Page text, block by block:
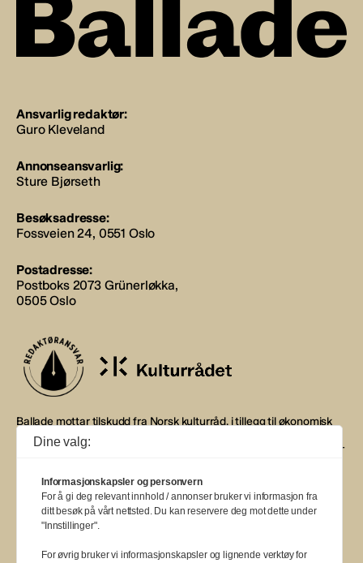
Ansvarlig redaktør:
Guro Kleveland
Annonseansvarlig:
Sture Bjørseth
Besøksadresse:
Fossveien 24, 0551 Oslo
Postadresse:
Postboks 2073 Grünerløkka,
0505 Oslo
Ballade mottar tilskudd fra Norsk kulturråd, i tillegg til økonomisk
støtte fra eierne NOPA, Norsk komponistforening og
Musikkforleggerne. Ballade drives etter Redaktør- og Vær Varsom-
BALLADE — NORGES MUSIKKMAGASIN
Dine valg:
Informasjonskapsler og personvern
For å gi deg relevant innhold / annonser bruker vi informasjon fra
ditt besøk på vårt nettsted. Du kan reservere deg mot dette under
"Innstillinger".
For øvrig bruker vi informasjonskapsler og lignende verktøy for